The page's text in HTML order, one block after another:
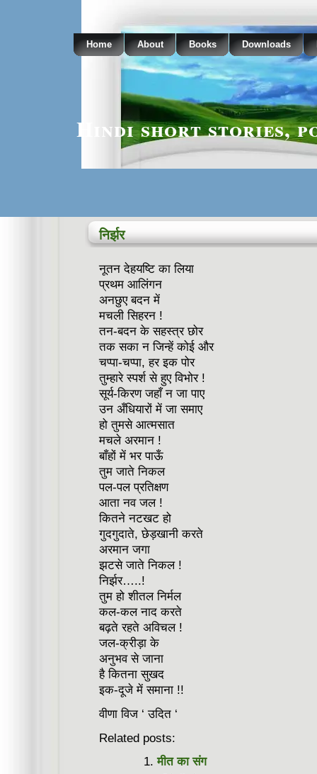
Home About Books Downloads
Hindi short stories,
निर्झर
नूतन देहयष्टि का लिया
प्रथम आलिंगन
अनछुए बदन में
मचली सिहरन !
तन-बदन के सहस्त्र छोर
तक सका न जिन्हें कोई और
चप्पा-चप्पा, हर इक पोर
तुम्हारे स्पर्श से हुए विभोर !
सूर्य-किरण जहाँ न जा पाए
उन अँधियारों में जा समाए
हो तुमसे आत्मसात
मचले अरमान !
बाँहों में भर पाऊँ
तुम जाते निकल
पल-पल प्रतिक्षण
आता नव जल !
कितने नटखट हो
गुदगुदाते, छेड़खानी करते
अरमान जगा
झटसे जाते निकल !
निर्झर…..!
तुम हो शीतल निर्मल
कल-कल नाद करते
बढ़ते रहते अविचल !
जल-क्रीड़ा के
अनुभव से जाना
है कितना सुखद
इक-दूजे में समाना !!
वीणा विज ‘ उदित ‘
Related posts:
मीत का संग